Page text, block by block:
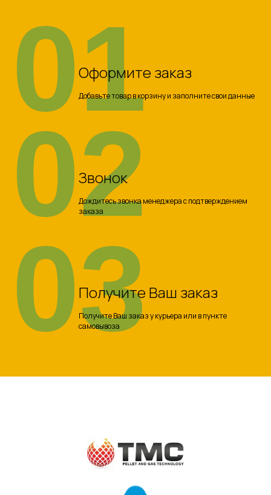
Оформите заказ
Добавьте товар в корзину и заполните свои данные
01
Звонок
Дождитесь звонка менеджера с подтверждением
заказа
02
Получите Ваш заказ
Получите Ваш заказ у курьера или в пункте
самовывоза
03